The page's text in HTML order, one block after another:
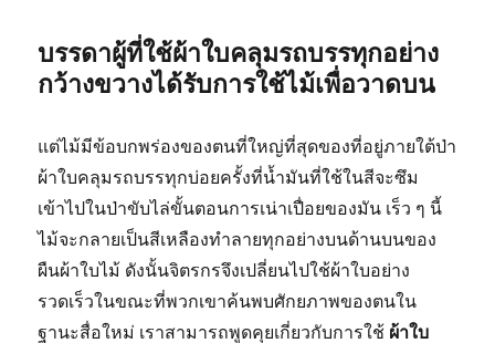
บรรดาผู้ที่ใช้ผ้าใบคลุมรถบรรทุกอย่าง
กว้างขวางได้รับการใช้ไม้เพื่อวาดบน
แต่ไม้มีข้อบกพร่องของตนที่ใหญ่ที่สุดของที่อยู่ภายใต้ป่า
ผ้าใบคลุมรถบรรทุกบ่อยครั้งที่น้ำมันที่ใช้ในสีจะซึม
เข้าไปในป่าขับไล่ขั้นตอนการเน่าเปื่อยของมัน เร็ว ๆ นี้
ไม้จะกลายเป็นสีเหลืองทำลายทุกอย่างบนด้านบนของ
ผืนผ้าใบไม้ ดังนั้นจิตรกรจึงเปลี่ยนไปใช้ผ้าใบอย่าง
รวดเร็วในขณะที่พวกเขาค้นพบศักยภาพของตนใน
ฐานะสื่อใหม่ เราสามารถพูดคุยเกี่ยวกับการใช้ ผ้าใบ